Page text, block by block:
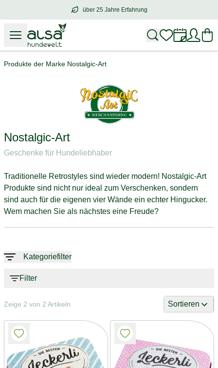
über 25 Jahre Erfahrung
über25 Jahre Erfahrung
Produkte der Marke Nostalgic-Art
Nostalgic-Art
Geschenke für Hundeliebhaber
Traditionelle Retrostyles sind wieder modern! Nostalgic-Art
Produkte sind nicht nur ideal zum Verschenken, sondern
sind auch für die eigenen vier Wände ein echter Hingucker.
Wem machen Sie als nächstes eine Freude?
Kategoriefilter
Filter
Zeige 2 von 2 Artikeln Sortieren